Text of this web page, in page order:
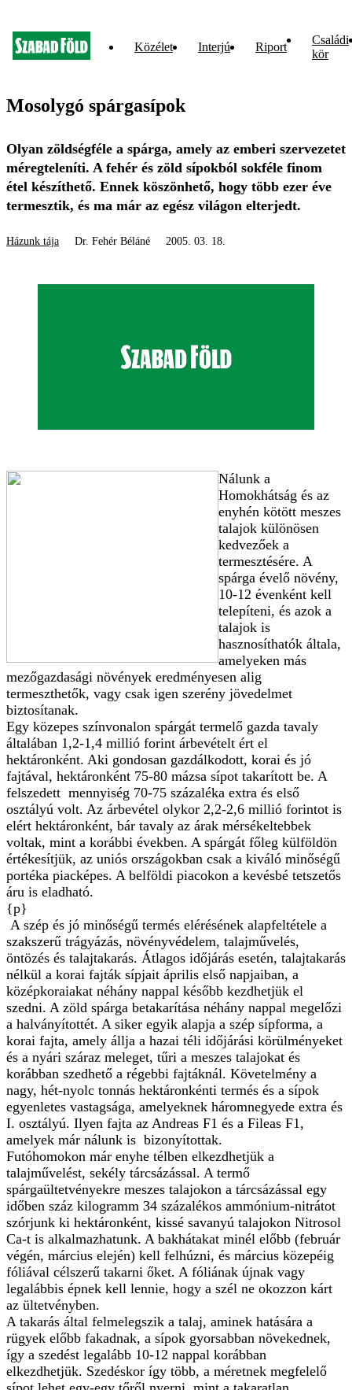
Közélet Interjú Riport
Családi
kör
Mosolygó spárgasípok
Olyan zöldségféle a spárga, amely az emberi szervezetet
méregteleníti. A fehér és zöld sípokból sokféle finom
étel készíthető. Ennek köszönhető, hogy több ezer éve
termesztik, és ma már az egész világon elterjedt.
Házunk tája Dr. Fehér Béláné 2005. 03. 18.
Nálunk a
Homokhátság és az
enyhén kötött meszes
talajok különösen
kedvezőek a
termesztésére. A
spárga évelő növény,
10-12 évenként kell
telepíteni, és azok a
talajok is
hasznosíthatók általa,
amelyeken más
mezőgazdasági növények eredményesen alig
termeszthetők, vagy csak igen szerény jövedelmet
biztosítanak.
Egy közepes színvonalon spárgát termelő gazda tavaly
általában 1,2-1,4 millió forint árbevételt ért el
hektáronként. Aki gondosan gazdálkodott, korai és jó
fajtával, hektáronként 75-80 mázsa sípot takarított be. A
felszedett mennyiség 70-75 százaléka extra és első
osztályú volt. Az árbevétel olykor 2,2-2,6 millió forintot is
elért hektáronként, bár tavaly az árak mérsékeltebbek
voltak, mint a korábbi években. A spárgát főleg külföldön
értékesítjük, az uniós országokban csak a kiváló minőségű
portéka piacképes. A belföldi piacokon a kevésbé tetszetős
áru is eladható.
{p}
A szép és jó minőségű termés elérésének alapfeltétele a
szakszerű trágyázás, növényvédelem, talajművelés,
öntözés és talajtakarás. Átlagos időjárás esetén, talajtakarás
nélkül a korai fajták sípjait április első napjaiban, a
középkoraiakat néhány nappal később kezdhetjük el
szedni. A zöld spárga betakarítása néhány nappal megelőzi
a halványítottét. A siker egyik alapja a szép sípforma, a
korai fajta, amely állja a hazai téli időjárási körülményeket
és a nyári száraz meleget, tűri a meszes talajokat és
korábban szedhető a régebbi fajtáknál. Követelmény a
nagy, hét-nyolc tonnás hektáronkénti termés és a sípok
egyenletes vastagsága, amelyeknek háromnegyede extra és
I. osztályú. Ilyen fajta az Andreas F1 és a Fileas F1,
amelyek már nálunk is bizonyítottak.
Futóhomokon már enyhe télben elkezdhetjük a
talajművelést, sekély tárcsázással. A termő
spárgaültetvényekre meszes talajokon a tárcsázással egy
időben száz kilogramm 34 százalékos ammónium-nitrátot
szórjunk ki hektáronként, kissé savanyú talajokon Nitrosol
Ca-t is alkalmazhatunk. A bakhátakat minél előbb (február
végén, március elején) kell felhúzni, és március közepéig
fóliával célszerű takarni őket. A fóliának újnak vagy
legalábbis épnek kell lennie, hogy a szél ne okozzon kárt
az ültetvényben.
A takarás által felmelegszik a talaj, aminek hatására a
rügyek előbb fakadnak, a sípok gyorsabban növekednek,
így a szedést legalább 10-12 nappal korábban
elkezdhetjük. Szedéskor így több, a méretnek megfelelő